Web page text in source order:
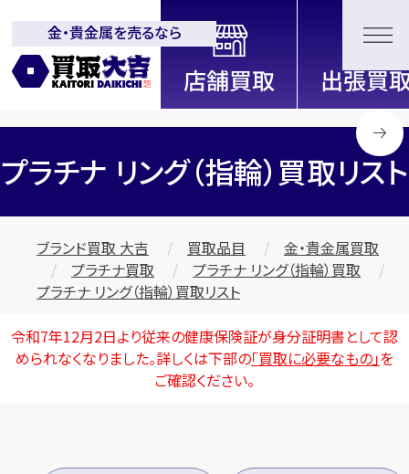
全国2200店舗以上展開中！
信頼と実績の買取専門店「買取大
吉」
金・貴金属を売るなら
プラチナ リング（指輪）買取リスト
ブランド買取 大吉 買取品目
金・貴金属買取
プラチナ買取
プラチナ リング（指輪）買取
プラチナ リング（指輪）買取リスト
令和7年12月2日より従来の健康保険証が身分証明書として認
められなくなりました。詳しくは下部の「買取に必要なもの」を
ご確認ください。